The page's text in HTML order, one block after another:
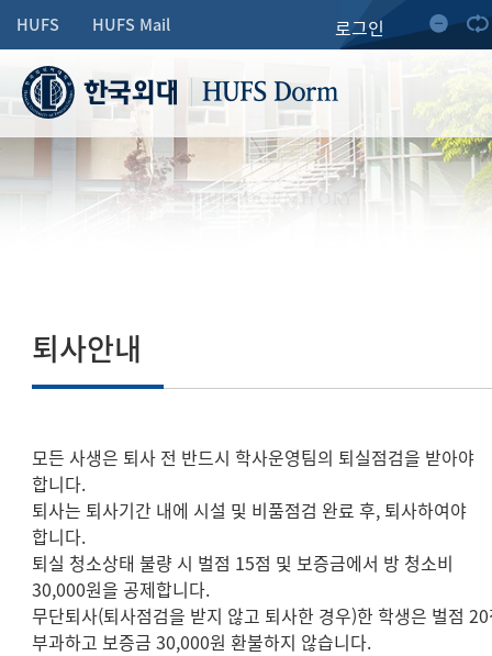
HUFS HUFS Mail 로그인
HUFS Dorm
HUFS DORMITORY
퇴사안내
모든 사생은 퇴사 전 반드시 학사운영팀의 퇴실점검을 받아야
합니다.
퇴사는 퇴사기간 내에 시설 및 비품점검 완료 후, 퇴사하여야
합니다.
퇴실 청소상태 불량 시 벌점 15점 및 보증금에서 방 청소비
30,000원을 공제합니다.
무단퇴사(퇴사점검을 받지 않고 퇴사한 경우)한 학생은 벌점
부과하고 보증금 30,000원 환불하지 않습니다.